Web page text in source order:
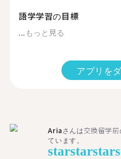
語学学習の目標
... もっと見る
アプリを
Aria さんは交換留学
ています。
starstarstar